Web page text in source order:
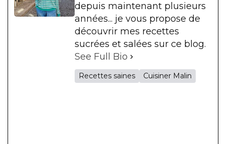
depuis maintenant plusieurs
années... je vous propose de
découvrir mes recettes
sucrées et salées sur ce blog.
See Full Bio
Recettes saines Cuisiner Malin